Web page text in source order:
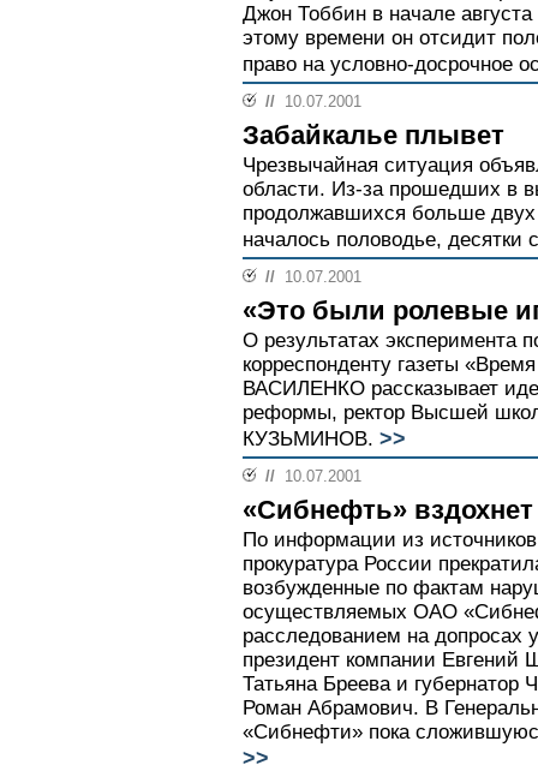
Джон Тоббин в начале
этому времени он отсидит
право на условно-досрочное
// 10.07.2001
Забайкалье плывет
Чрезвычайная ситуация
области. Из-за прошедших в
продолжавшихся больше двух
началось половодье, десятки
// 10.07.2001
«Это были ролевые
О результатах эксперимента
корреспонденту газеты
ВАСИЛЕНКО рассказывает
реформы, ректор Высшей
КУЗЬМИНОВ. >>
// 10.07.2001
«Сибнефть»
По информации из
прокуратура России
возбужденные по фактам
осуществляемых ОАО
расследованием на допросах
президент компании Евгений
Татьяна Бреева и губернатор
Роман Абрамович. В
«Сибнефти» пока
>>